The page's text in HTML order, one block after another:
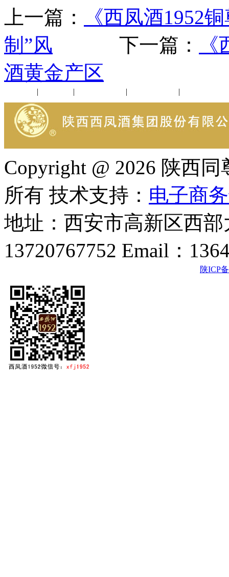
上一篇：
《西凤酒1952
制”风 下一篇：
酒黄金产区
| | | |
Copyright @ 2026 陕西
所有 技术支持： 电子商
地址：西安市高新区西
13720767752 Email：
陕ICP